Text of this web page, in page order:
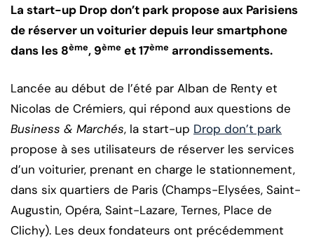
La start-up Drop don’t park propose aux Parisiens
de réserver un voiturier depuis leur smartphone
dans les 8ème, 9ème et 17ème arrondissements.
Lancée au début de l’été par Alban de Renty et
Nicolas de Crémiers, qui répond aux questions de
Business & Marchés, la start-up Drop don’t park
propose à ses utilisateurs de réserver les services
d’un voiturier, prenant en charge le stationnement,
dans six quartiers de Paris (Champs-Elysées, Saint-
Augustin, Opéra, Saint-Lazare, Ternes, Place de
Clichy). Les deux fondateurs ont précédemment